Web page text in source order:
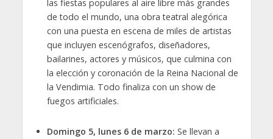
las fiestas populares al aire libre más grandes
de todo el mundo, una obra teatral alegórica
con una puesta en escena de miles de artistas
que incluyen escenógrafos, diseñadores,
bailarines, actores y músicos, que culmina con
la elección y coronación de la Reina Nacional de
la Vendimia. Todo finaliza con un show de
fuegos artificiales.
Domingo 5, lunes 6 de marzo: Se llevan a